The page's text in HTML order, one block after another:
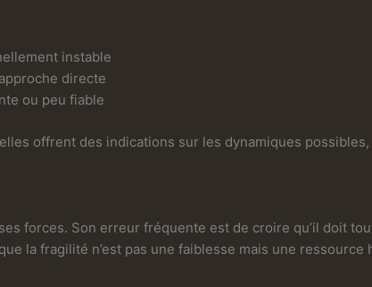
instable
directe
ou peu fiable
offrent des indications sur les dynamiques
forces. Son erreur fréquente est de croire qu’il doit
la fragilité n’est pas une faiblesse mais une ressource